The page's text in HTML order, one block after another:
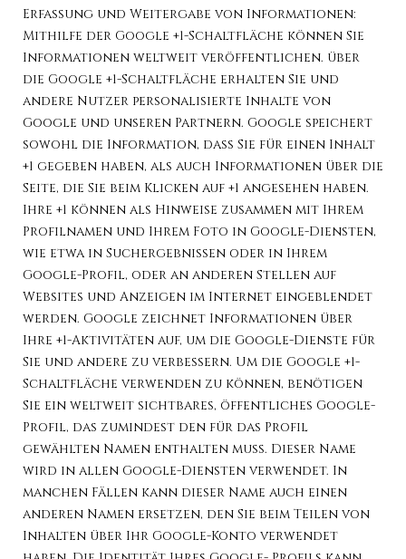
Erfassung und Weitergabe von Informationen:
Mithilfe der Google +1-Schaltfläche können Sie
Informationen weltweit veröffentlichen. über
die Google +1-Schaltfläche erhalten Sie und
andere Nutzer personalisierte Inhalte von
Google und unseren Partnern. Google speichert
sowohl die Information, dass Sie für einen Inhalt
+1 gegeben haben, als auch Informationen über die
Seite, die Sie beim Klicken auf +1 angesehen haben.
Ihre +1 können als Hinweise zusammen mit Ihrem
Profilnamen und Ihrem Foto in Google-Diensten,
wie etwa in Suchergebnissen oder in Ihrem
Google-Profil, oder an anderen Stellen auf
Websites und Anzeigen im Internet eingeblendet
werden. Google zeichnet Informationen über
Ihre +1-Aktivitäten auf, um die Google-Dienste für
Sie und andere zu verbessern. Um die Google +1-
Schaltfläche verwenden zu können, benötigen
Sie ein weltweit sichtbares, öffentliches Google-
Profil, das zumindest den für das Profil
gewählten Namen enthalten muss. Dieser Name
wird in allen Google-Diensten verwendet. In
manchen Fällen kann dieser Name auch einen
anderen Namen ersetzen, den Sie beim Teilen von
Inhalten über Ihr Google-Konto verwendet